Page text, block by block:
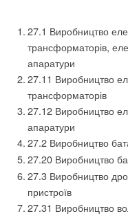
27.1 Виробництво
трансформаторів,
апаратури
27.11 Виробництво
трансформаторів
27.12 Виробництво
апаратури
27.2 Виробництво
27.20 Виробництво
27.3 Виробництво
пристроїв
27.31 Виробництво